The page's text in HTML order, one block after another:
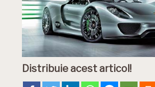
Distribuie acest articol!